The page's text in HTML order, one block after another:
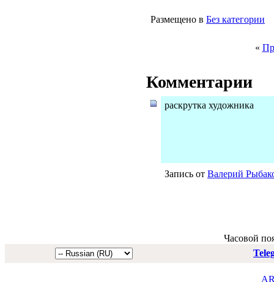
Размещено в Без категории
«
Комментарии
раскрутка художника
Запись от Валерий
Часовой